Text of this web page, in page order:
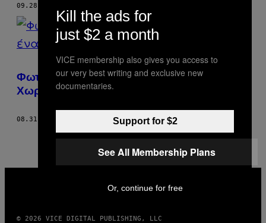
09.28.19
Φωτογραφίες από το Κυνήγι Γκέκο σε ένα
Χωριό της Ινδονησίας
08.31.19 IQBAL KUSUMADIREZZA
© 2026 VICE DIGITAL PUBLISHING, LLC
Kill the ads for
just $2 a month
VICE membership also gives you access to
our very best writing and exclusive new
documentaries.
Support for $2
See All Membership Plans
Or, continue for free